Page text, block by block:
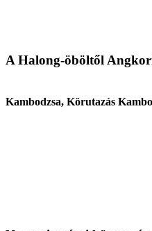
A Halong-öböltől
Kambodzsa, Körutazás